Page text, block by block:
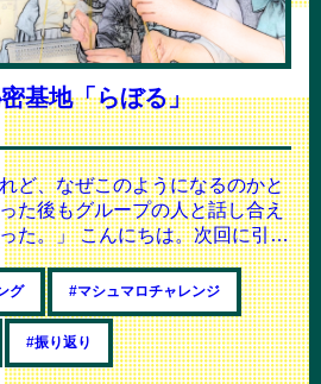
基地「らぼる」
ど、なぜこのようになるのかと
た後もグループの人と話し合え
た。」 こんにちは。次回に引き
ンファシリテーターを務め...
グ #マシュマロチャレンジ
#振り返り